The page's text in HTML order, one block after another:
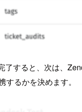
了すると、次は、
するかを決めます。